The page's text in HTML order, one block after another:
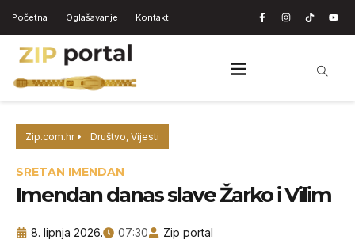
Početna Oglašavanje Kontakt
Zip.com.hr Društvo, Vijesti
SRETAN IMENDAN
Imendan danas slave Žarko i Vilim
8. lipnja 2026. 07:30 Zip portal